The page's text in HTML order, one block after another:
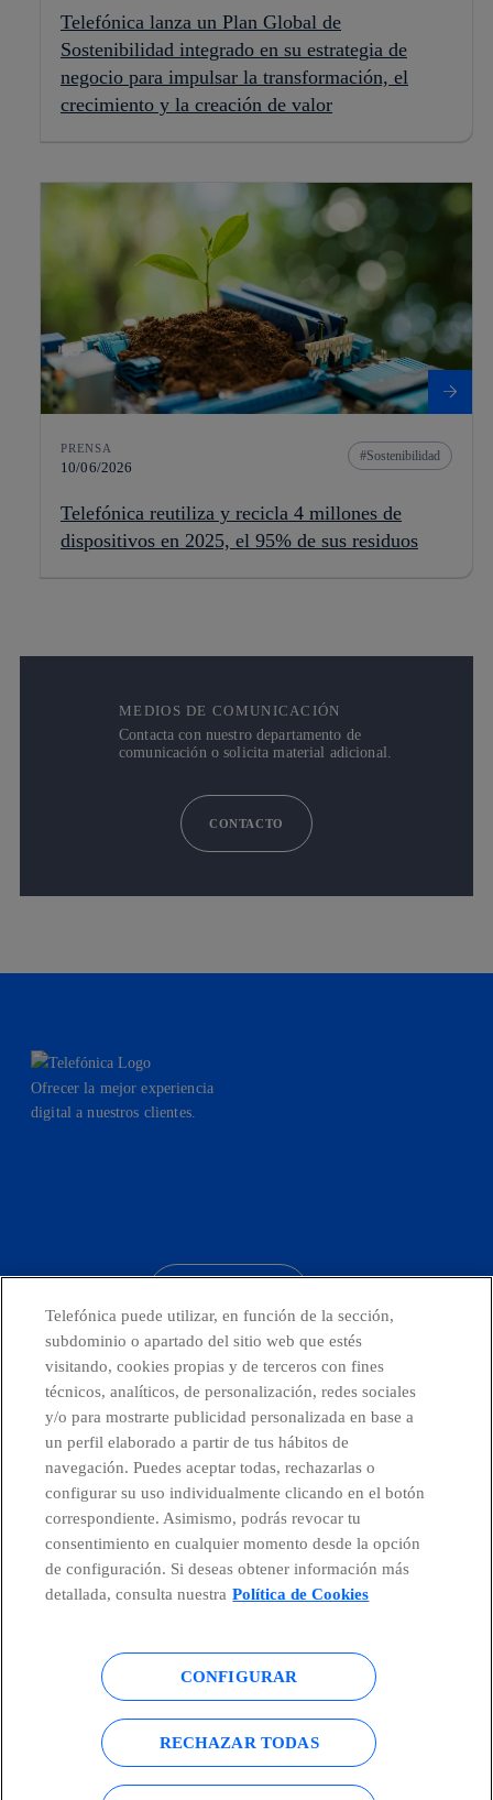
Telefónica lanza un Plan Global de
Sostenibilidad integrado en su estrategia de
negocio para impulsar la transformación, el
crecimiento y la creación de valor
PRENSA
10/06/2026
Sostenibilidad
Telefónica reutiliza y recicla 4 millones de
dispositivos en 2025, el 95% de sus residuos
MEDIOS DE COMUNICACIÓN
Contacta con nuestro departamento de
comunicación o solicita material adicional.
CONTACTO
Ofrecer la mejor experiencia
digital a nuestros clientes.
Telefónica en redes sociales
Canal de Denuncias
Centro Global Transparencia
Política de cookies Aviso legal
Accesibilidad Política de privacidad
Mapa del sitio
Telefónica puede utilizar, en función de la sección,
subdominio o apartado del sitio web que estés
visitando, cookies propias y de terceros con fines
técnicos, analíticos, de personalización, redes sociales
y/o para mostrarte publicidad personalizada en base a
un perfil elaborado a partir de tus hábitos de
navegación. Puedes aceptar todas, rechazarlas o
configurar su uso individualmente clicando en el botón
correspondiente. Asimismo, podrás revocar tu
consentimiento en cualquier momento desde la opción
de configuración. Si deseas obtener información más
detallada, consulta nuestra Política de Cookies
CONFIGURAR
RECHAZAR TODAS